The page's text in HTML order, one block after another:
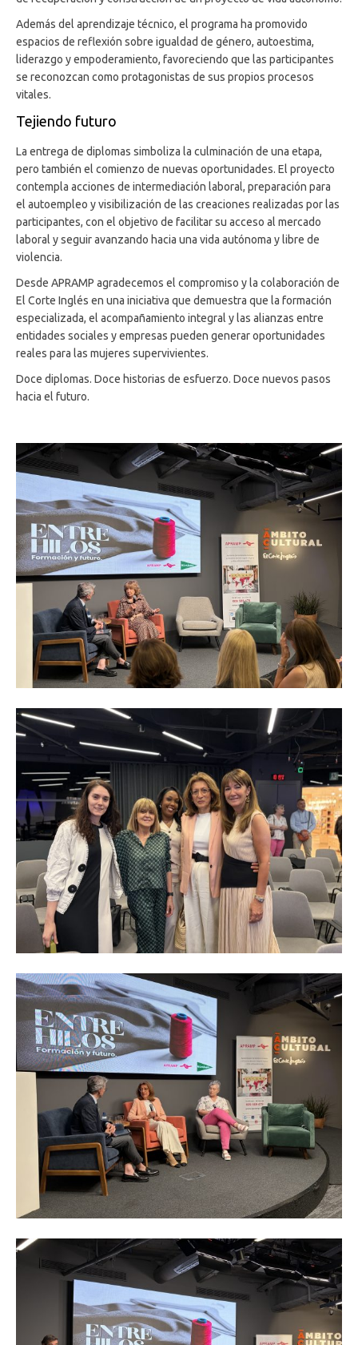
Además del aprendizaje técnico, el programa ha promovido
espacios de reflexión sobre igualdad de género, autoestima,
liderazgo y empoderamiento, favoreciendo que las participantes
se reconozcan como protagonistas de sus propios procesos
vitales.
Tejiendo futuro
La entrega de diplomas simboliza la culminación de una etapa,
pero también el comienzo de nuevas oportunidades. El proyecto
contempla acciones de intermediación laboral, preparación para
el autoempleo y visibilización de las creaciones realizadas por las
participantes, con el objetivo de facilitar su acceso al mercado
laboral y seguir avanzando hacia una vida autónoma y libre de
violencia.
Desde APRAMP agradecemos el compromiso y la colaboración de
El Corte Inglés en una iniciativa que demuestra que la formación
especializada, el acompañamiento integral y las alianzas entre
entidades sociales y empresas pueden generar oportunidades
reales para las mujeres supervivientes.
Doce diplomas. Doce historias de esfuerzo. Doce nuevos pasos
hacia el futuro.